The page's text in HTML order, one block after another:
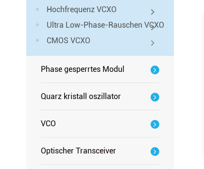
Hochfrequenz VCXO
Ultra Low-Phase-Rauschen VCXO
CMOS VCXO
Phase gesperrtes Modul
Quarz kristall oszillator
VCO
Optischer Transceiver